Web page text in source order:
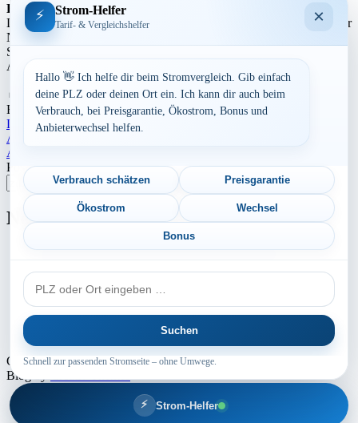
Regionale Unterschiede:
Die Strompreise variieren je nach Region aufgrund unterschiedlicher
Netzentgelte und Steuern. In städtischen Gebieten können die
Strompreise tendenziell höher sein als in ländlicheren Gegenden.
Auch die Anbieterstruktur kann sich regional unterscheiden.
Aufrufe: 277
By
Dominik Laube23. Juli 2026 Saarland
Landkreis Merzig-Wadern
Beitragsnavigation
Aktuelle Strompreise in 52388 Nörvenich
Aktuelle Strompreise in 50169 Kerpen
Postleitzahl eingeben
Suchen
Neu berechnet
Aktuelle Strompreise in 55450 Langenlonsheim
Aktuelle Strompreise in 65606 Villmar
Aktuelle Strompreise in 49762 Sustrum, Lathen u.a.
Copyright © 2024 - 2026 INTERMEDIA GROUP - Theme Marsh
Blog by
⚡ Strom-Helfer
⚡ Strom-Helfer
Tarif- & Vergleichshelfer ×
Hallo 👋 Ich helfe dir beim Stromvergleich. Gib einfach
deine PLZ oder deinen Ort ein. Ich kann dir auch beim
Verbrauch, bei Preisgarantie, Ökostrom, Bonus und
Anbieterwechsel helfen.
Verbrauch schätzen Preisgarantie
Ökostrom Wechsel
Bonus
PLZ
oder
Ort
Suchen
Schnell zur passenden Stromseite – ohne Umwege.